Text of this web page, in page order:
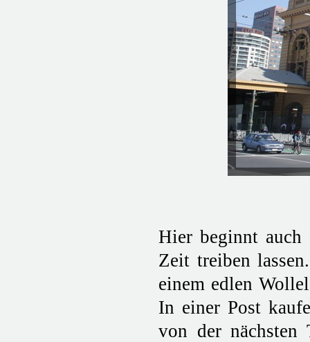
Hier beginnt
Zeit treiben
einem edlen
In einer Post
von der nächsten